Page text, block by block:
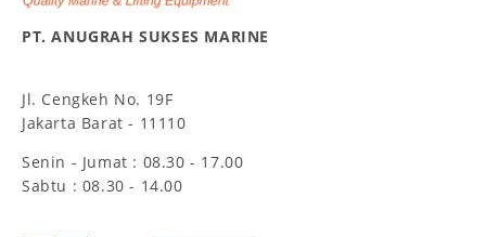
PT. ANUGRAH SUKSES MARINE
Jl. Cengkeh No. 19F
Jakarta Barat - 11110
Senin - Jumat : 08.30 - 17.00
Sabtu : 08.30 - 14.00